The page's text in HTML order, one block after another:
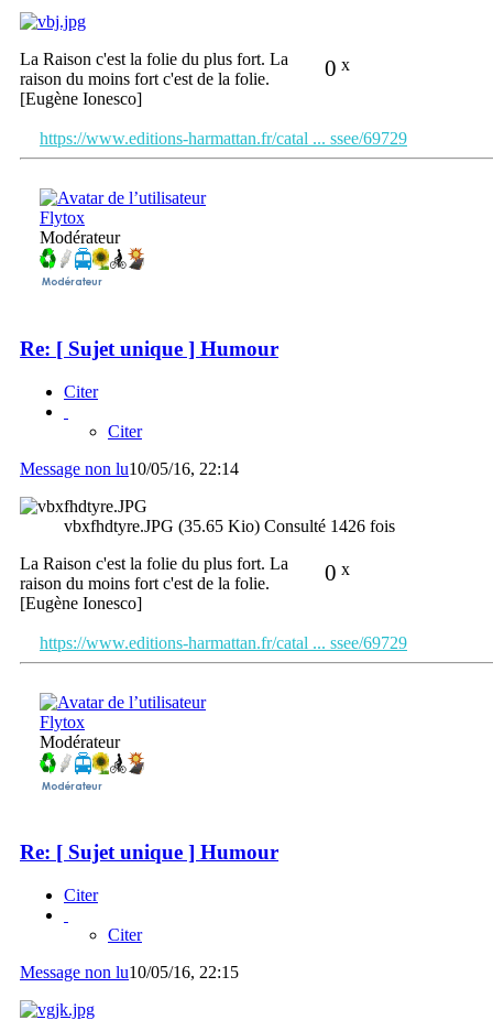
0 x
La Raison c'est la folie du plus fort. La
raison du moins fort c'est de la folie.
[Eugène Ionesco]
https://www.editions-harmattan.fr/catal ... ssee/69729
Flytox
Modérateur
Re: [ Sujet unique ] Humour
Citer
Citer
Message non lu10/05/16, 22:14
vbxfhdtyre.JPG (35.65 Kio) Consulté 1426 fois
0 x
La Raison c'est la folie du plus fort. La
raison du moins fort c'est de la folie.
[Eugène Ionesco]
https://www.editions-harmattan.fr/catal ... ssee/69729
Flytox
Modérateur
Re: [ Sujet unique ] Humour
Citer
Citer
Message non lu10/05/16, 22:15